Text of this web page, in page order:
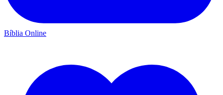
Bíblia Online